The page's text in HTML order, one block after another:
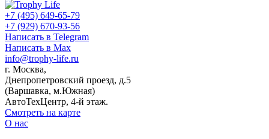
+7 (495) 649-65-79
+7 (929) 670-93-56
Написать в Telegram
Написать в Max
info@trophy-life.ru
г. Москва,
Днепропетровский проезд, д.5
(Варшавка, м.Южная)
АвтоТехЦентр, 4-й этаж.
Смотреть на карте
О нас